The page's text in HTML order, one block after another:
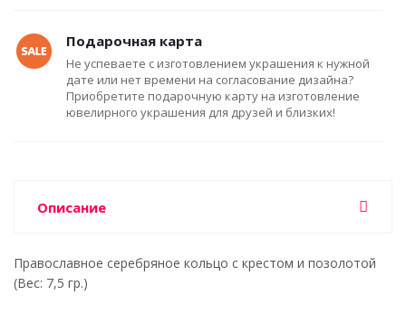
Подарочная карта
Не успеваете с изготовлением украшения к нужной
дате или нет времени на согласование дизайна?
Приобретите подарочную карту на изготовление
ювелирного украшения для друзей и близких!
Описание
Православное серебряное кольцо с крестом и позолотой
(Вес: 7,5 гр.)